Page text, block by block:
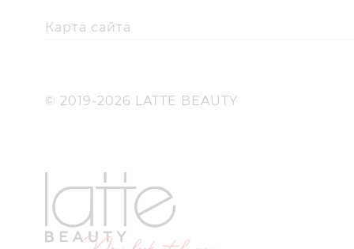
Карта сайта
© 2019-2026 LATTE BEAUTY